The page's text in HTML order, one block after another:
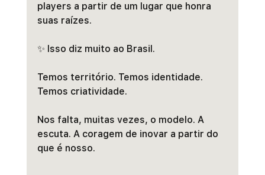
players a partir de um lugar que honra
suas raízes.
✨ Isso diz muito ao Brasil.
Temos território. Temos identidade.
Temos criatividade.
Nos falta, muitas vezes, o modelo. A
escuta. A coragem de inovar a partir do
que é nosso.